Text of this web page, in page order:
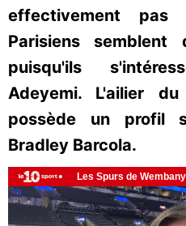
effectivement
Parisiens semblent
puisqu'ils
Adeyemi. L'ailier
possède un profil
Bradley Barcola.